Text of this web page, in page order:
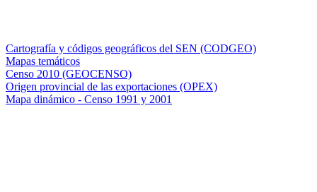
Cartografía y códigos geográficos del SEN (CODGEO)
Mapas temáticos
Censo 2010 (GEOCENSO)
Origen provincial de las exportaciones (OPEX)
Mapa dinámico - Censo 1991 y 2001